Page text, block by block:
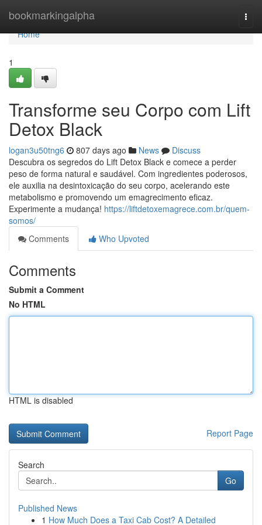
bookmarkingalpha
Home
Home
1
Transforme seu Corpo com Lift
Detox Black
logan3u50tng6 807 days ago News
Discuss
Descubra os segredos do Lift Detox Black e comece a perder
peso de forma natural e saudável. Com ingredientes poderosos,
ele auxilia na desintoxicação do seu corpo, acelerando este
metabolismo e promovendo um emagrecimento eficaz.
Experimente a mudança! https://liftdetoxemagrece.com.br/quem-
somos/
Comments
Who Upvoted
Comments
Submit a Comment
No HTML
HTML is disabled
Report Page
Search
Go
Published News
1 How Much Does a Taxi Cab Cost? A Detailed